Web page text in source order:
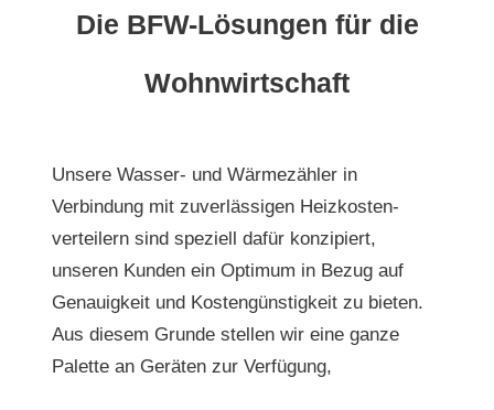
Die BFW-Lösungen für die
Wohnwirtschaft
Unsere Wasser- und Wärmezähler in
Verbindung mit zuverlässigen Heizkosten-
verteilern sind speziell dafür konzipiert,
unseren Kunden ein Optimum in Bezug auf
Genauigkeit und Kostengünstigkeit zu bieten.
Aus diesem Grunde stellen wir eine ganze
Palette an Geräten zur Verfügung,